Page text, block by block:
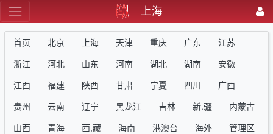
上海
首页 北京 上海 天津 重庆 广东
江苏
浙江
河北 山东 河南 湖北 湖南
安徽
江西
福建 陕西 甘肃 宁夏 四川
广西
贵州
云南 辽宁 黑龙江 吉林 新.疆
内蒙古
山西
青海 西,藏 海南 港澳台 海外
管理区